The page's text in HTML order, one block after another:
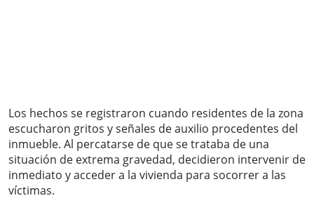
Los hechos se registraron cuando residentes de la zona
escucharon gritos y señales de auxilio procedentes del
inmueble. Al percatarse de que se trataba de una
situación de extrema gravedad, decidieron intervenir de
inmediato y acceder a la vivienda para socorrer a las
víctimas.